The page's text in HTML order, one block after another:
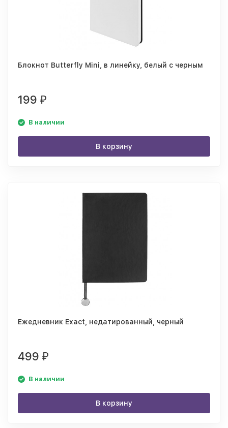
Блокнот Butterfly Mini, в линейку, белый с черным
199 ₽
В наличии
В корзину
Ежедневник Exact, недатированный, черный
499 ₽
В наличии
В корзину